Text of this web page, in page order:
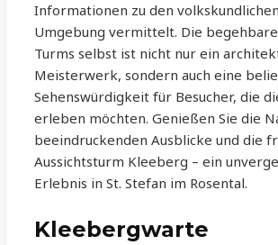
Informationen zu den
Umgebung vermittelt. Die
Turms selbst ist nicht nur ein
Meisterwerk, sondern auch eine
Sehenswürdigkeit für Besucher, die
erleben möchten. Genießen Sie die
beeindruckenden Ausblicke und die
Aussichtsturm Kleeberg – ein
Erlebnis in St. Stefan im Rosental.
Kleebergwarte